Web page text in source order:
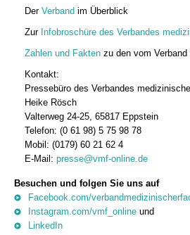
Der Verband im Überblick
Zur Infobroschüre des Verbandes
Zahlen und Fakten zu den vom
Kontakt:
Pressebüro des Verbandes
Heike Rösch
Valterweg 24-25, 65817 Eppstein
Telefon: (0 61 98) 5 75 98 78
Mobil: (0179) 60 21 62 4
E-Mail: presse@vmf-online.de
Besuchen und folgen Sie uns auf
Facebook.com/
Instagram.com/vmf_online und
LinkedIn